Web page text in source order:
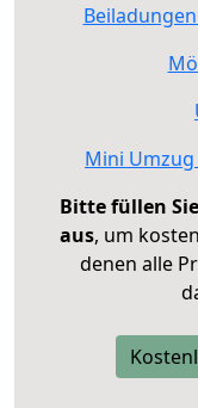
Mini
Bitte füllen
aus, um
denen alle